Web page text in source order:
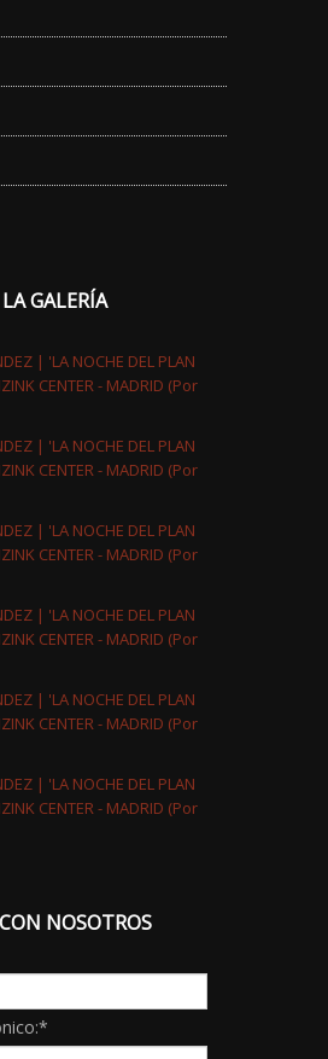
GALERÍA
NOSOTROS
*